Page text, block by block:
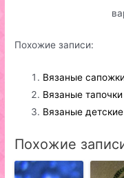
Похожие записи:
Вязаные сапожки
Вязаные
Вязаные
Похожие